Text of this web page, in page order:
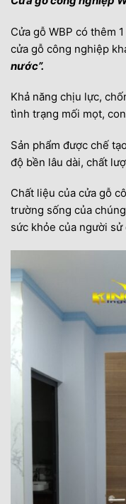
Cửa gỗ WBP có thêm
cửa gỗ công nghiệp
nước”.
Khả năng chịu lực,
tình trạng mối mọt,
Sản phẩm được chế
độ bền lâu dài, chất
Chất liệu của cửa gỗ
trường sống của
sức khỏe của người sử